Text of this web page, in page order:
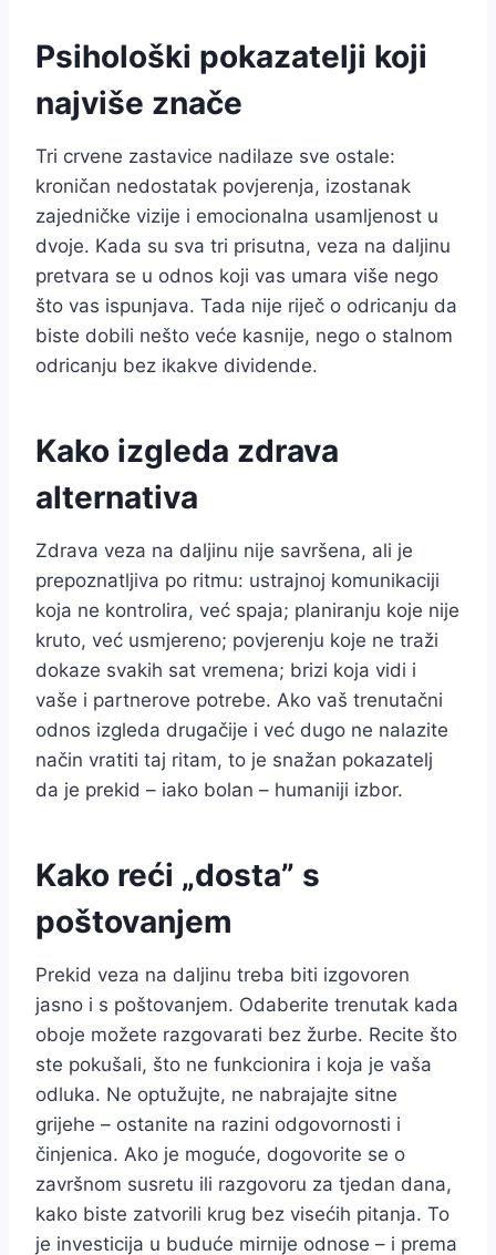
Psihološki pokazatelji koji
najviše znače
Tri crvene zastavice nadilaze sve ostale:
kroničan nedostatak povjerenja, izostanak
zajedničke vizije i emocionalna usamljenost u
dvoje. Kada su sva tri prisutna, veza na daljinu
pretvara se u odnos koji vas umara više nego
što vas ispunjava. Tada nije riječ o odricanju da
biste dobili nešto veće kasnije, nego o stalnom
odricanju bez ikakve dividende.
Kako izgleda zdrava
alternativa
Zdrava veza na daljinu nije savršena, ali je
prepoznatljiva po ritmu: ustrajnoj komunikaciji
koja ne kontrolira, već spaja; planiranju koje nije
kruto, već usmjereno; povjerenju koje ne traži
dokaze svakih sat vremena; brizi koja vidi i
vaše i partnerove potrebe. Ako vaš trenutačni
odnos izgleda drugačije i već dugo ne nalazite
način vratiti taj ritam, to je snažan pokazatelj
da je prekid – iako bolan – humaniji izbor.
Kako reći „dosta” s
poštovanjem
Prekid veza na daljinu treba biti izgovoren
jasno i s poštovanjem. Odaberite trenutak kada
oboje možete razgovarati bez žurbe. Recite što
ste pokušali, što ne funkcionira i koja je vaša
odluka. Ne optužujte, ne nabrajajte sitne
grijehe – ostanite na razini odgovornosti i
činjenica. Ako je moguće, dogovorite se o
završnom susretu ili razgovoru za tjedan dana,
kako biste zatvorili krug bez visećih pitanja. To
je investicija u buduće mirnije odnose – i prema